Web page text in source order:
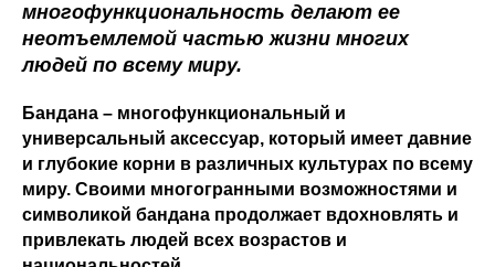
многофункциональность делают ее
неотъемлемой частью жизни многих
людей по всему миру.
Бандана – многофункциональный и
универсальный аксессуар, который имеет давние
и глубокие корни в различных культурах по всему
миру. Своими многогранными возможностями и
символикой бандана продолжает вдохновлять и
привлекать людей всех возрастов и